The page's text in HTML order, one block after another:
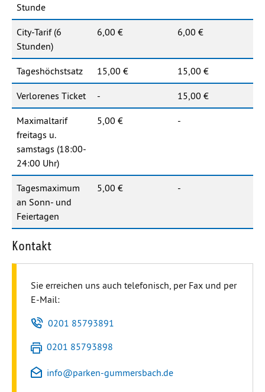
Stunde
City-Tarif (6
Stunden)
6,00 € 6,00 €
Tageshöchstsatz 15,00 € 15,00 €
Verlorenes Ticket - 15,00 €
Maximaltarif
freitags u.
samstags (18:00-
24:00 Uhr)
5,00 € -
Tagesmaximum
an Sonn- und
Feiertagen
5,00 € -
Kontakt
Sie erreichen uns auch telefonisch, per Fax und per
E-Mail:
Telefon
0201 85793891
Fax
0201 85793898
E-Mail
info@parken-gummersbach.de